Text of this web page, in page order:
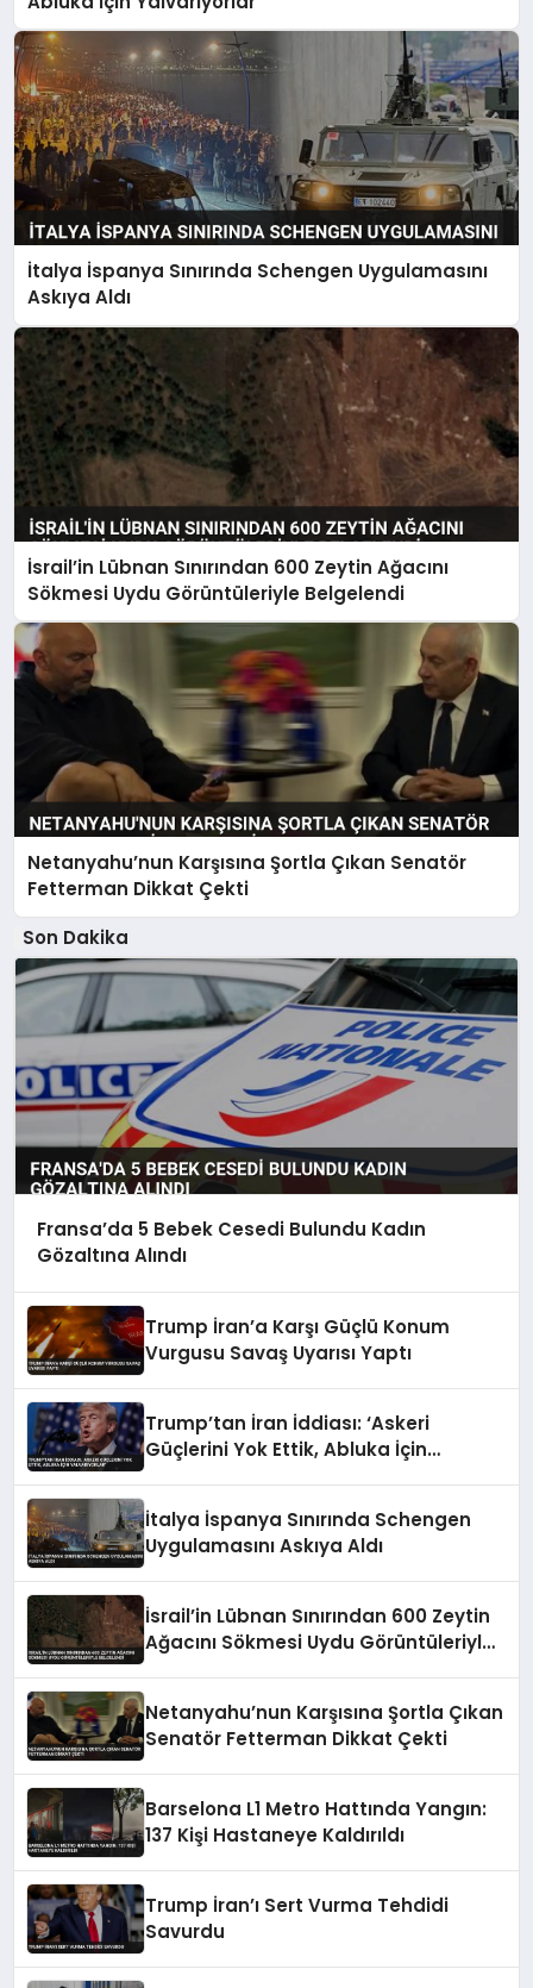
İtalya İspanya Sınırında Schengen Uygulamasını
Askıya Aldı
İsrail’in Lübnan Sınırından 600 Zeytin Ağacını
Sökmesi Uydu Görüntüleriyle Belgelendi
Netanyahu’nun Karşısına Şortla Çıkan Senatör
Fetterman Dikkat Çekti
Son Dakika
Fransa’da 5 Bebek Cesedi Bulundu Kadın
Gözaltına Alındı
Trump İran’a Karşı Güçlü Konum
Vurgusu Savaş Uyarısı Yaptı
Trump’tan İran İddiası: ‘Askeri
Güçlerini Yok Ettik, Abluka İçin
İtalya İspanya Sınırında Schengen
Uygulamasını Askıya Aldı
İsrail’in Lübnan Sınırından 600 Zeytin
Ağacını Sökmesi Uydu Görüntüleriyle
Netanyahu’nun Karşısına Şortla Çıkan
Senatör Fetterman Dikkat Çekti
Barselona L1 Metro Hattında Yangın:
137 Kişi Hastaneye Kaldırıldı
Trump İran’ı Sert Vurma Tehdidi
Savurdu